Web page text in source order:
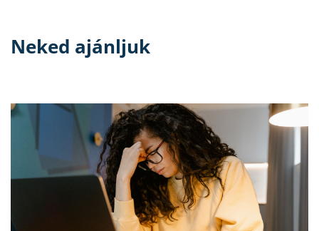
Neked ajánljuk